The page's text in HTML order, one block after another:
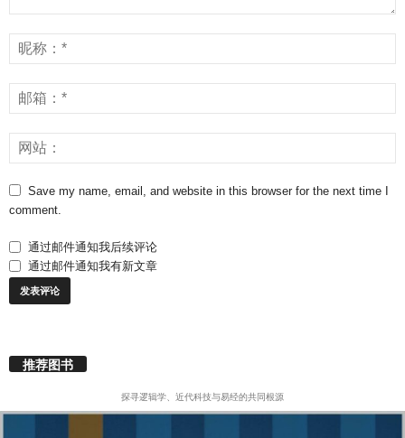
Save my name, email, and website in this browser for the next time I
comment.
通过邮件通知我后续评论
通过邮件通知我有新文章
推荐图书
探寻逻辑学、近代科技与易经的共同根源